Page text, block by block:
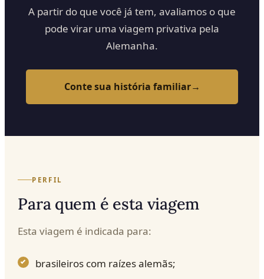
A partir do que você já tem, avaliamos o que
pode virar uma viagem privativa pela
Alemanha.
Conte sua história familiar→
PERFIL
Para quem é esta viagem
Esta viagem é indicada para:
brasileiros com raízes alemãs;